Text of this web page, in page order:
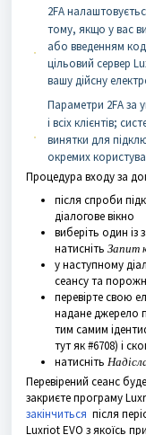
2FA
тому, якщо у вас
або введенням
цільовий сервер
вашу дійсну
Параметри 2FA за
і всіх клієнтів;
винятки для
окремих
Процедура входу за
після спроби
діалогове вікно
виберіть один із
натисніть Запит
у наступному
сеансу та
перевірте свою
надане джерело
тим самим
тут як #6708) і
натисніть
Перевірений сеанс
закриєте програму
закінчиться після
Luxriot EVO з якоїсь